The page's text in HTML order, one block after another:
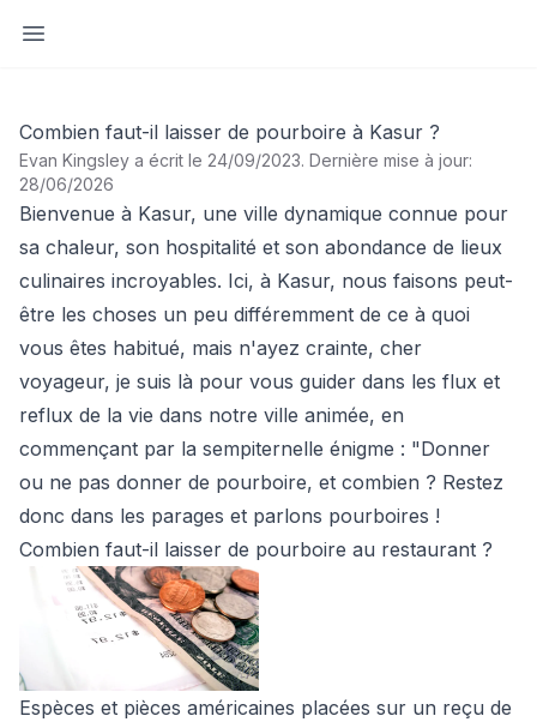
Ouvrir la barre latérale
Combien faut-il laisser de pourboire à Kasur ?
Evan Kingsley a écrit le 24/09/2023. Dernière mise à jour:
28/06/2026
Bienvenue à Kasur, une ville dynamique connue pour
sa chaleur, son hospitalité et son abondance de lieux
culinaires incroyables. Ici, à Kasur, nous faisons peut-
être les choses un peu différemment de ce à quoi
vous êtes habitué, mais n'ayez crainte, cher
voyageur, je suis là pour vous guider dans les flux et
reflux de la vie dans notre ville animée, en
commençant par la sempiternelle énigme : "Donner
ou ne pas donner de pourboire, et combien ? Restez
donc dans les parages et parlons pourboires !
Combien faut-il laisser de pourboire au restaurant ?
Espèces et pièces américaines placées sur un reçu de